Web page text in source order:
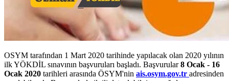
OSYM tarafından 1 Mart 2020 tarihinde yapılacak olan 2020 yılının
ilk YÖKDİL sınavının başvuruları başladı. Başvurular8 Ocak - 16
Ocak 2020 tarihleri arasında ÖSYM'nin ais.osym.gov.tr adresinden